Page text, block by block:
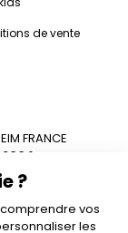
?
vos
les
de vente
FRANCE